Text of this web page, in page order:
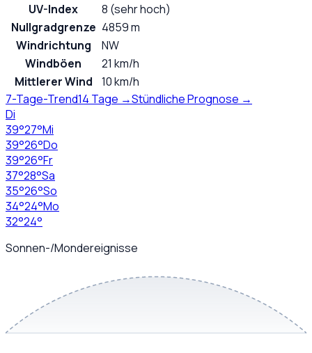
UV-Index
8 (sehr hoch)
Nullgradgrenze 4859 m
Windrichtung
NW
Windböen
21 km/h
Mittlerer Wind
10 km/h
7-Tage-Trend14 Tage →Stündliche Prognose →
Di
39°27°Mi
39°26°Do
39°26°Fr
37°28°Sa
35°26°So
34°24°Mo
32°24°
Sonnen-/Mondereignisse